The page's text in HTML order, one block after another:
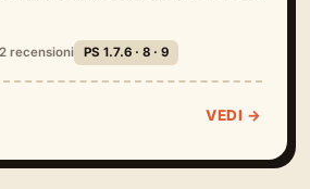
recensioni PS 1.7.6 · 8 · 9
VEDI →